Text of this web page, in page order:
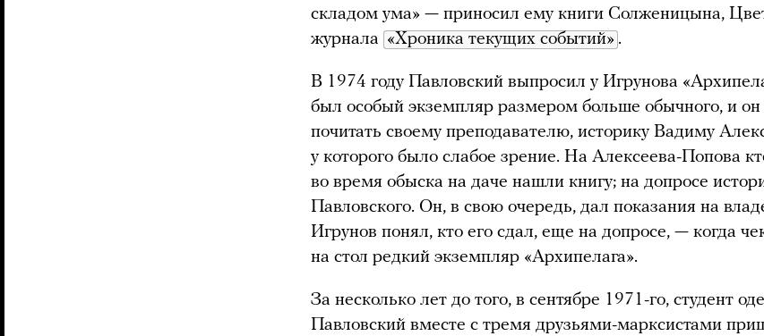
складом ума» — приносил ему книги Солженицына,
журнала «Хроника текущих событий» .
В 1974 году Павловский выпросил у Игрунова
был особый экземпляр размером больше обычного, и он
почитать своему преподавателю, историку Вадиму
у которого было слабое зрение. На Алексеева-Попова
во время обыска на даче нашли книгу; на допросе
Павловского. Он, в свою очередь, дал показания на
Игрунов понял, кто его сдал, еще на допросе, — когда
на стол редкий экземпляр «Архипелага».
За несколько лет до того, в сентябре 1971-го, студент
Павловский вместе с тремя друзьями-марксистами